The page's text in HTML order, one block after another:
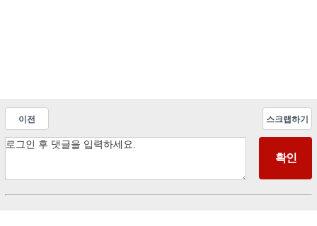
이전 스크랩하기